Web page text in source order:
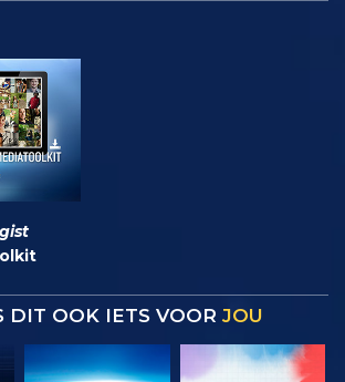
DIT OOK IETS VOOR JOU